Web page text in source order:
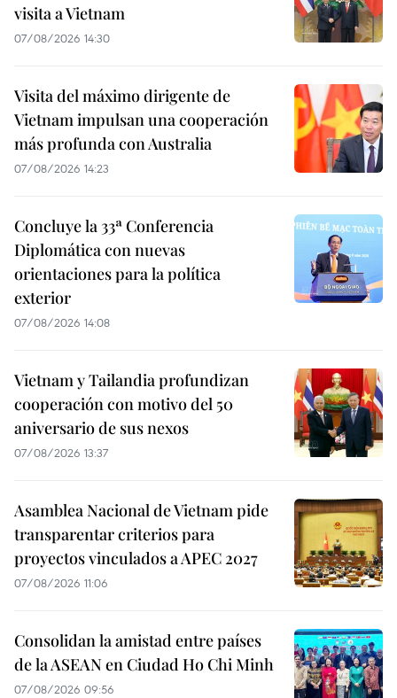
visita a Vietnam
07/08/2026 14:30
Visita del máximo dirigente de
Vietnam impulsan una cooperación
más profunda con Australia
07/08/2026 14:23
Concluye la 33ª Conferencia
Diplomática con nuevas
orientaciones para la política
exterior
07/08/2026 14:08
Vietnam y Tailandia profundizan
cooperación con motivo del 50
aniversario de sus nexos
07/08/2026 13:37
Asamblea Nacional de Vietnam pide
transparentar criterios para
proyectos vinculados a APEC 2027
07/08/2026 11:06
Consolidan la amistad entre países
de la ASEAN en Ciudad Ho Chi Minh
07/08/2026 09:56